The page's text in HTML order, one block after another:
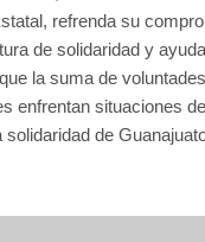
refrenda su
de solidaridad y
la suma de
enfrentan situaciones
de